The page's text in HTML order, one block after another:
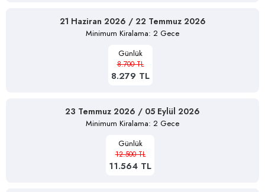
21 Haziran 2026 / 22 Temmuz 2026
Minimum Kiralama: 2 Gece
Günlük
8.700 TL
8.279 TL
23 Temmuz 2026 / 05 Eylül 2026
Minimum Kiralama: 2 Gece
Günlük
12.500 TL
11.564 TL